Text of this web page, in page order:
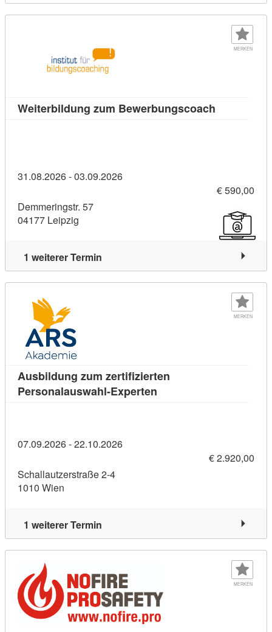
MERKEN
Weiterbildung zum Bewerbungscoach
31.08.2026 - 03.09.2026
€ 590,00
Demmeringstr. 57
04177 Leipzig
1 weiterer Termin
MERKEN
Ausbildung zum zertifizierten
Personalauswahl-Experten
07.09.2026 - 22.10.2026
€ 2.920,00
Schallautzerstraße 2-4
1010 Wien
1 weiterer Termin
MERKEN